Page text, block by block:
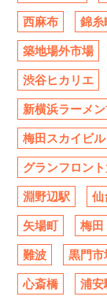
西麻布 錦糸
築地場外市場
渋谷ヒカリエ
新横浜ラーメ
梅田スカイビル
グランフロン
淵野辺駅 仙
矢場町 梅田
難波 黒門市
心斎橋 浦安